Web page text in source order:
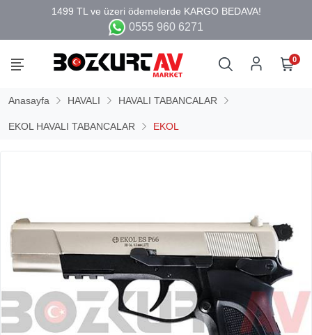
0555 960 6271
0
Anasayfa HAVALI HAVALI TABANCALAR
EKOL HAVALI TABANCALAR EKOL